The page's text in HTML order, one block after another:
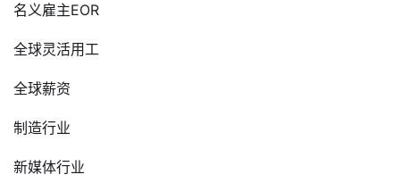
名义雇主EOR
全球灵活用工
全球薪资
制造行业
新媒体行业